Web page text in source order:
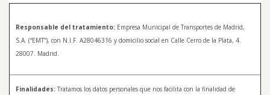
Responsable del tratamiento: Empresa Municipal de Transportes de Madrid,
S.A. (“EMT”), con N.I.F. A28046316 y domicilio social en Calle Cerro de la Plata, 4.
28007. Madrid.
Finalidades: Tratamos los datos personales que nos facilita con la finalidad de